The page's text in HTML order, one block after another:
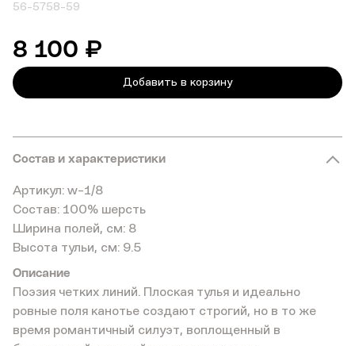
56-5758-59
8 100 ₽
Добавить в корзину
Состав и характеристики
Артикул: w-1/8
Состав: 100% шерсть
Ширина полей, см: 8
Высота тульи, см: 9.5
Описание
Поэзия четких линий. Плоская тулья и идеально
ровные поля канотье создают строгий, но в то же
время романтичный силуэт, воплощенный в